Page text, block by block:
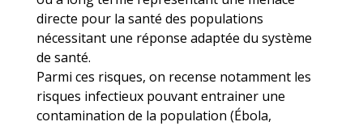
directe pour la santé des populations
nécessitant une réponse adaptée du système
de santé.
Parmi ces risques, on recense notamment les
risques infectieux pouvant entrainer une
contamination de la population (Ébola,